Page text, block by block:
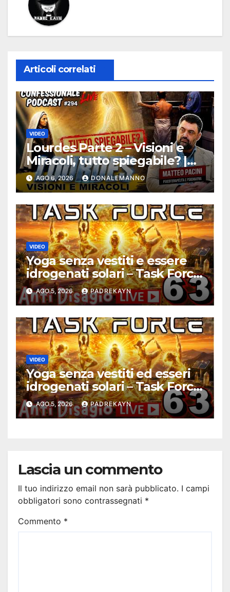
Articoli correlati
VIDEO
Lourdes Parte 2 – Visioni e
Miracoli, tutto spiegabile? |
Debunking |
#ConfessionalePodcast 294
AGO 6, 2026 DONALEMANNO
VIDEO
Yoga senza vestiti e essere
idrogenati solari – Task Force
Antidisagio ep. 63
AGO 5, 2026 PADREKAYN
VIDEO
Yoga senza vestiti ed esseri
idrogenati solari – Task Force
Antidisagio 63
AGO 5, 2026 PADREKAYN
Lascia un commento
Il tuo indirizzo email non sarà pubblicato. I campi
obbligatori sono contrassegnati *
Commento *